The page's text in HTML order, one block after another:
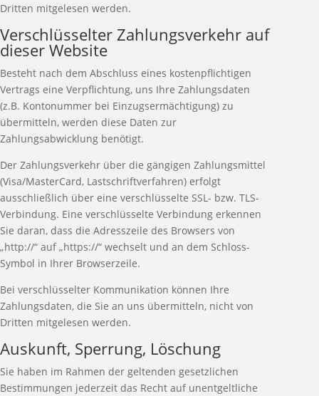
Dritten mitgelesen werden.
Verschlüsselter Zahlungsverkehr auf
dieser Website
Besteht nach dem Abschluss eines kostenpflichtigen
Vertrags eine Verpflichtung, uns Ihre Zahlungsdaten
(z.B. Kontonummer bei Einzugsermächtigung) zu
übermitteln, werden diese Daten zur
Zahlungsabwicklung benötigt.
Der Zahlungsverkehr über die gängigen Zahlungsmittel
(Visa/MasterCard, Lastschriftverfahren) erfolgt
ausschließlich über eine verschlüsselte SSL- bzw. TLS-
Verbindung. Eine verschlüsselte Verbindung erkennen
Sie daran, dass die Adresszeile des Browsers von
„http://“ auf „https://“ wechselt und an dem Schloss-
Symbol in Ihrer Browserzeile.
Bei verschlüsselter Kommunikation können Ihre
Zahlungsdaten, die Sie an uns übermitteln, nicht von
Dritten mitgelesen werden.
Auskunft, Sperrung, Löschung
Sie haben im Rahmen der geltenden gesetzlichen
Bestimmungen jederzeit das Recht auf unentgeltliche